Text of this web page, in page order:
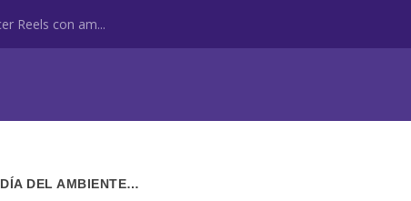
Reels con am...
DÍA DEL AMBIENTE…